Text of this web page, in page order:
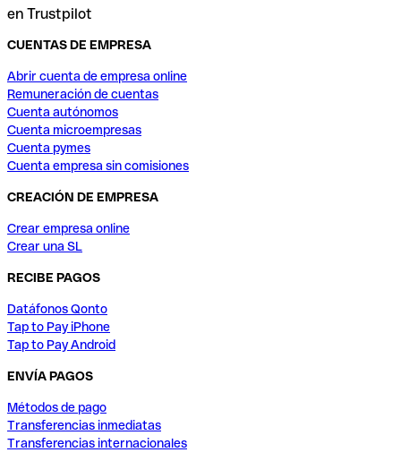
en Trustpilot
CUENTAS DE EMPRESA
Abrir cuenta de empresa online
Remuneración de cuentas
Cuenta autónomos
Cuenta microempresas
Cuenta pymes
Cuenta empresa sin comisiones
CREACIÓN DE EMPRESA
Crear empresa online
Crear una SL
RECIBE PAGOS
Datáfonos Qonto
Tap to Pay iPhone
Tap to Pay Android
ENVÍA PAGOS
Métodos de pago
Transferencias inmediatas
Transferencias internacionales